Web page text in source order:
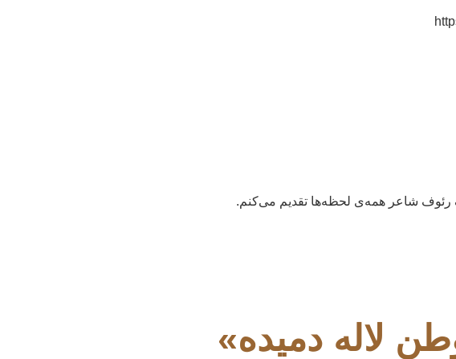
رئوف شاعر همه‌ی لحظه‌ها تقدیم می‌کنم.
لاله دمیده»